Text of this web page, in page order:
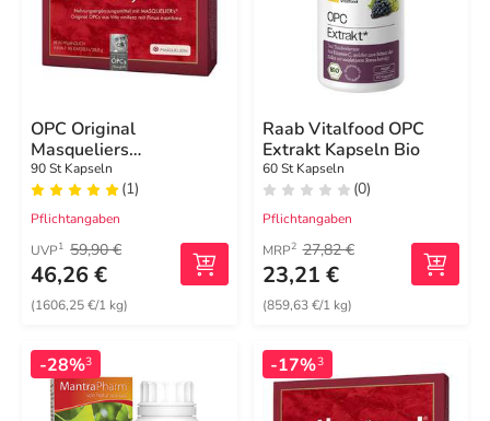
OPC Original
Masqueliers
Anthogenol Kapseln
90 St Kapseln
(1)
Pflichtangaben
UVP1 59,90 €
46,26 €
(1606,25 €/1 kg)
Raab Vitalfood OPC
Extrakt Kapseln Bio
60 St Kapseln
(0)
Pflichtangaben
MRP2 27,82 €
23,21 €
(859,63 €/1 kg)
-28%3 -17%3